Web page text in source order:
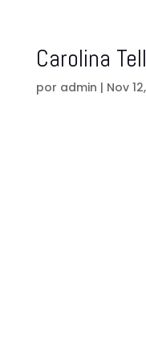
Carolina
por admin | Nov